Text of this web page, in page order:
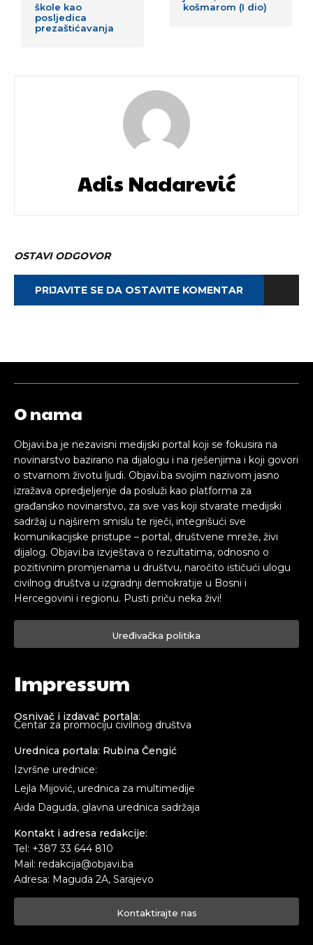
škole kao
posljedica
prezaštićavanja
košmarom (I dio)
Adis Nadarević
OSTAVI ODGOVOR
PRIJAVITE SE DA OSTAVITE KOMENTAR
O nama
Objavi.ba je nezavisni medijski portal koji se fokusira na
novinarstvo bazirano na dijalogu i na rješenjima i koji govori
o stvarnom životu ljudi. Objavi.ba svojim nazivom jasno
izražava opredjeljenje da posluži kao platforma za
građansko novinarstvo, za sve vas koji stvarate medijski
sadržaj u najširem smislu te riječi, integrišući sve
komunikacijske pristupe – portal, društvene mreže, živi
dijalog. Objavi.ba izvještava o rezultatima, odnosno o
pozitivnim promjenama u društvu, naročito ističući ulogu
civilnog društva u izgradnji demokratije u Bosni i
Hercegovini i regionu. Pusti priču neka živi!
Uređivačka politika
Impressum
Osnivač i izdavač portala:
Centar za promociju civilnog društva
Urednica portala: Rubina Čengić
Izvršne urednice:
Lejla Mijović, urednica za multimedije
Aida Daguda, glavna urednica sadržaja
Kontakt i adresa redakcije:
Tel: +387 33 644 810
Mail: redakcija@objavi.ba
Adresa: Maguda 2A, Sarajevo
Kontaktirajte nas